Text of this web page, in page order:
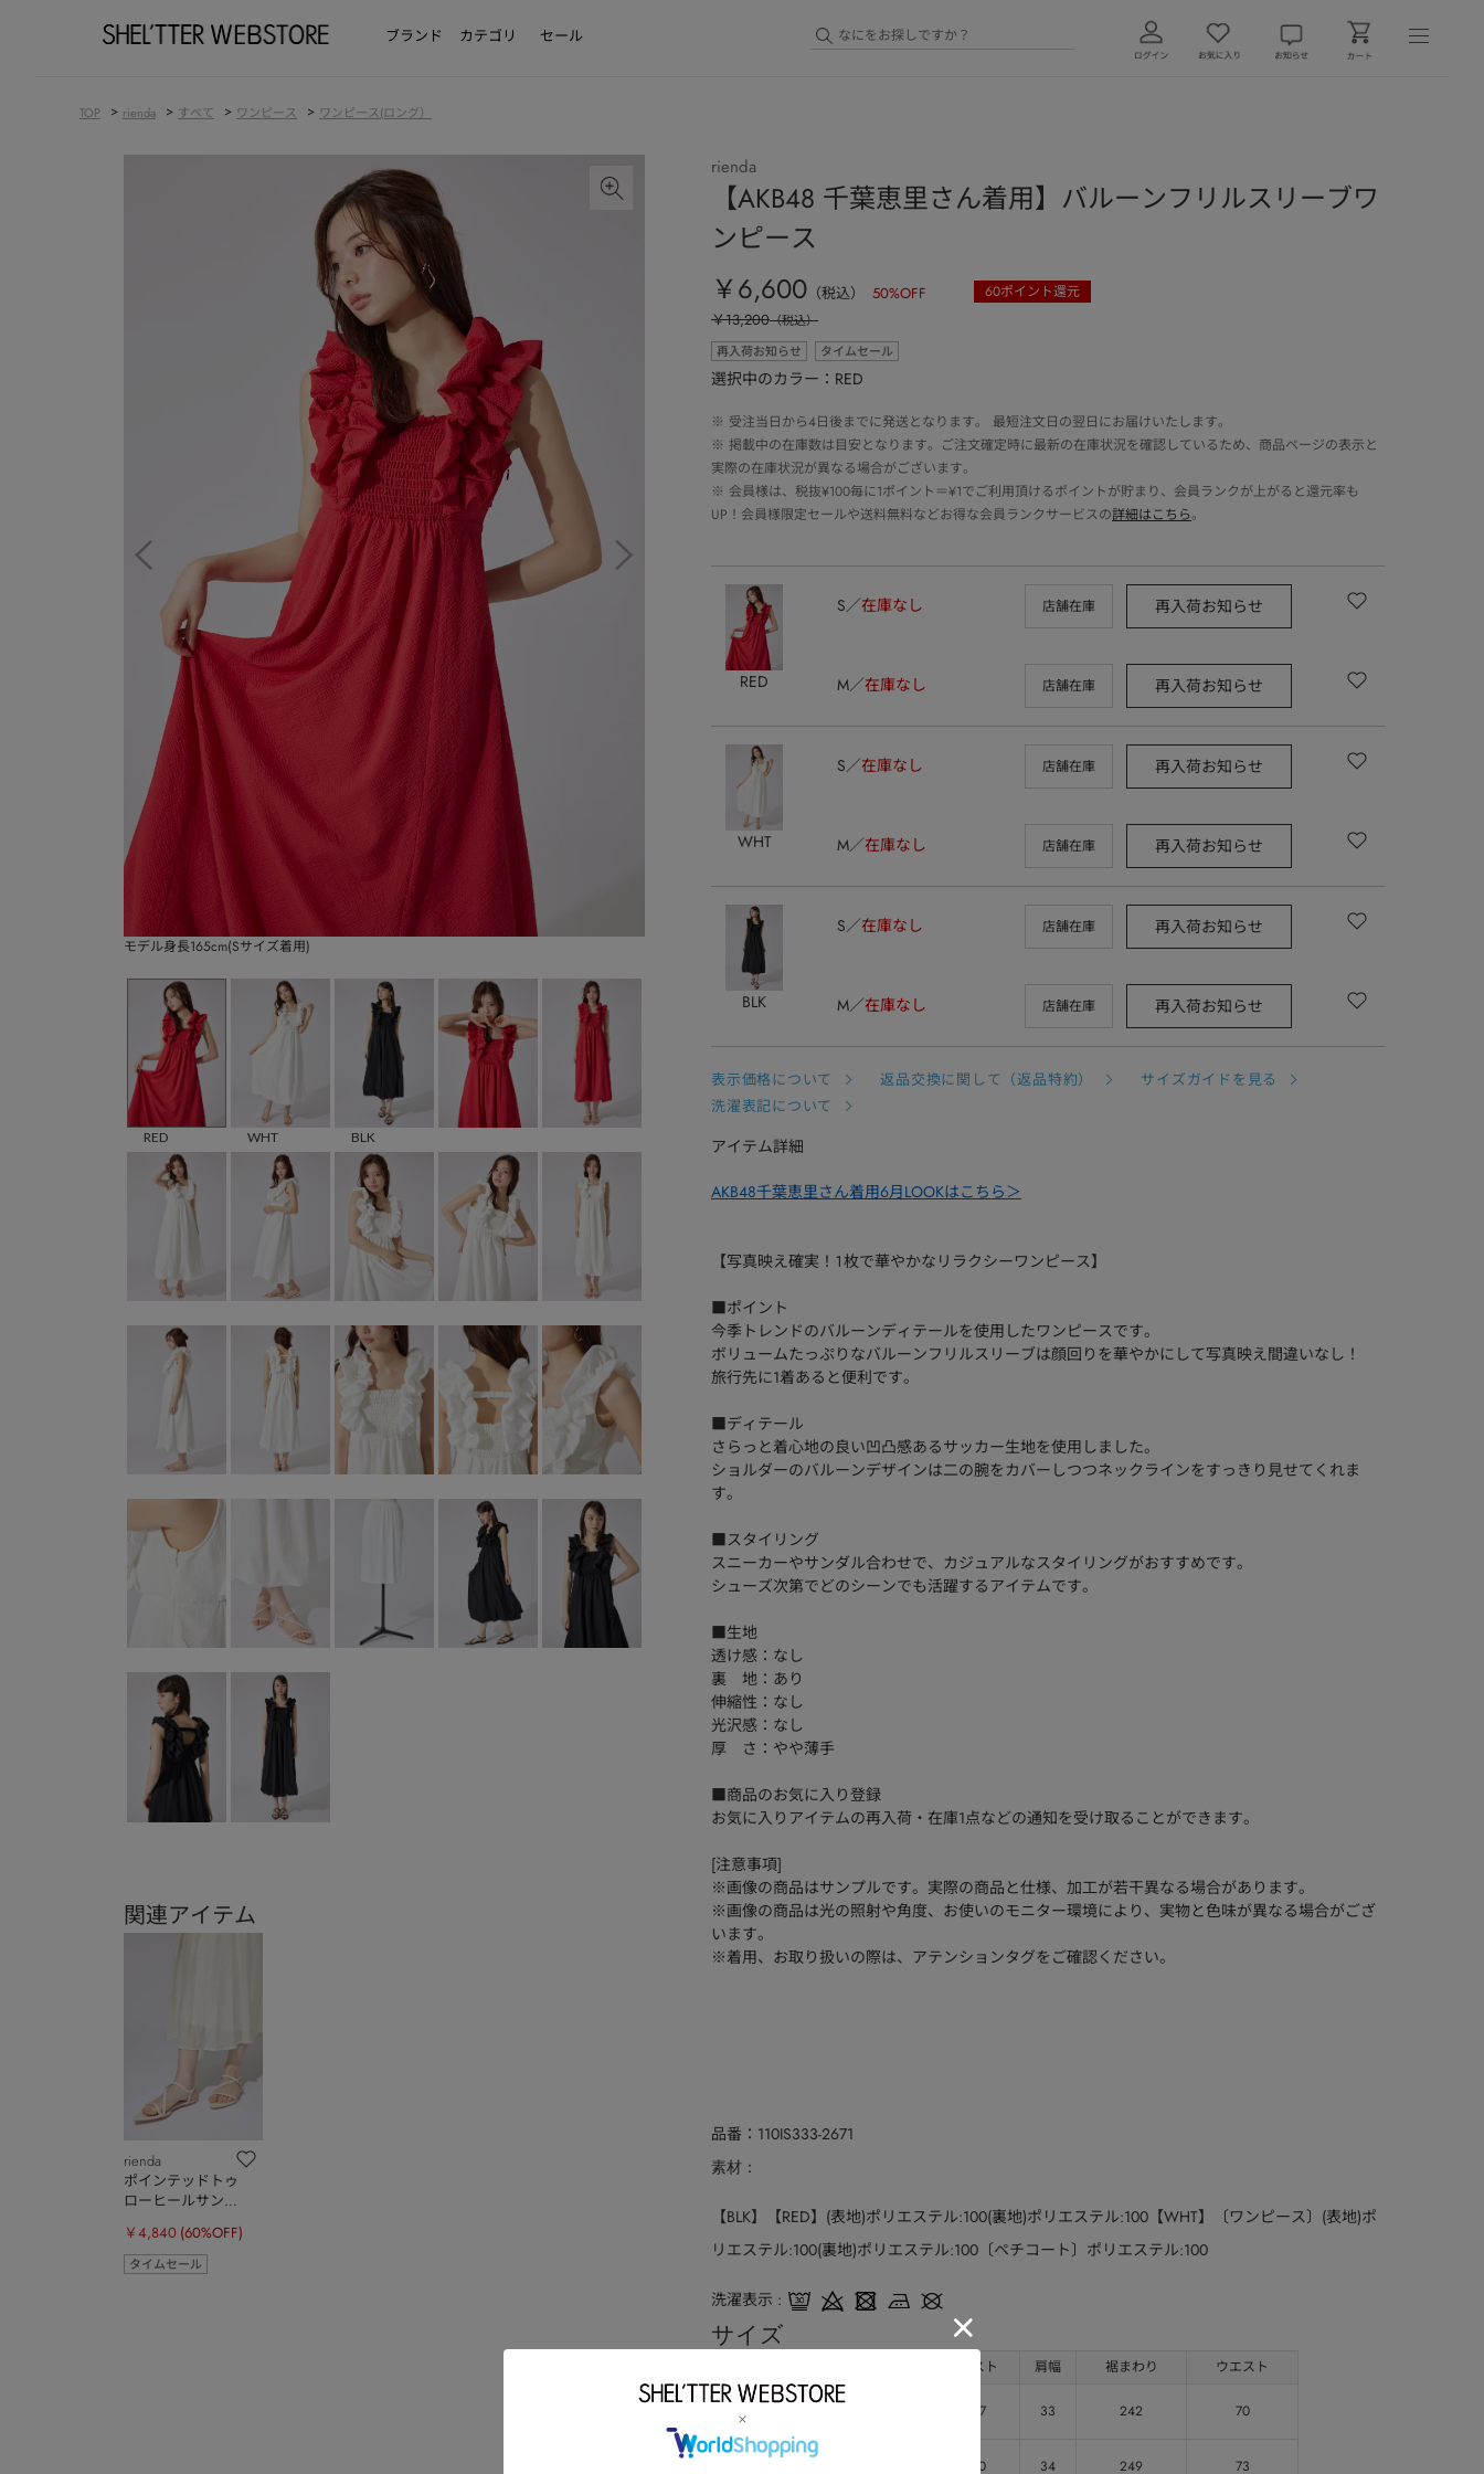
ブランド カテゴリ セール
TOP > rienda > すべて > ワンピース > ワンピース(ロング）
モデル身長165cm(Sサイズ着用)
RED WHT BLK
関連アイテム
rienda
ポインテッドトゥ
ローヒールサンダ
￥4,840 (60%OFF)
タイムセール
rienda
【AKB48 千葉恵里さん着用】バルーンフリルスリーブワ
ンピース
￥6,600 （税込） 50%OFF 60ポイント還元
￥13,200（税込）
再入荷お知らせ
タイムセール
選択中のカラー：RED
※ 受注当日から4日後までに発送となります。 最短注文日の翌日にお届けいたします。
※ 掲載中の在庫数は目安となります。ご注文確定時に最新の在庫状況を確認しているため、商品ページの表示と
実際の在庫状況が異なる場合がございます。
※ 会員様は、税抜¥100毎に1ポイント＝¥1でご利用頂けるポイントが貯まり、会員ランクが上がると還元率も
UP！会員様限定セールや送料無料などお得な会員ランクサービスの詳細はこちら。
RED
S 在庫なし 店舗在庫 再入荷お知らせ
M 在庫なし 店舗在庫 再入荷お知らせ
WHT
S 在庫なし 店舗在庫 再入荷お知らせ
M 在庫なし 店舗在庫 再入荷お知らせ
BLK
S 在庫なし 店舗在庫 再入荷お知らせ
M 在庫なし 店舗在庫 再入荷お知らせ
表示価格について 返品交換に関して（返品特約）
サイズガイドを見る
洗濯表記について
アイテム詳細
AKB48千葉恵里さん着用6月LOOKはこちら＞
【写真映え確実！１枚で華やかなリラクシーワンピース】
■ポイント
今季トレンドのバルーンディテールを使用したワンピースです。
ボリュームたっぷりなバルーンフリルスリーブは顔回りを華やかにして写真映え間違いなし！
旅行先に1着あると便利です。
■ディテール
さらっと着心地の良い凹凸感あるサッカー生地を使用しました。
ショルダーのバルーンデザインは二の腕をカバーしつつネックラインをすっきり見せてくれま
す。
■スタイリング
スニーカーやサンダル合わせで、カジュアルなスタイリングがおすすめです。
シューズ次第でどのシーンでも活躍するアイテムです。
■生地
透け感：なし
裏 地：あり
伸縮性：なし
光沢感：なし
厚 さ：やや薄手
■商品のお気に入り登録
お気に入りアイテムの再入荷・在庫1点などの通知を受け取ることができます。
[注意事項]
※画像の商品はサンプルです。実際の商品と仕様、加工が若干異なる場合があります。
※画像の商品は光の照射や角度、お使いのモニター環境により、実物と色味が異なる場合がござ
います。
※着用、お取り扱いの際は、アテンションタグをご確認ください。
品番 110IS333-2671
素材
【BLK】【RED】(表地)ポリエステル:100(裏地)ポリエステル:100【WHT】〔ワンピース〕(表地)ポ
リエステル:100(裏地)ポリエステル:100〔ペチコート〕ポリエステル:100
洗濯表示
サイズ
バスト 肩幅 裾まわり ウエスト
87 33 242 70
90 34 249 73